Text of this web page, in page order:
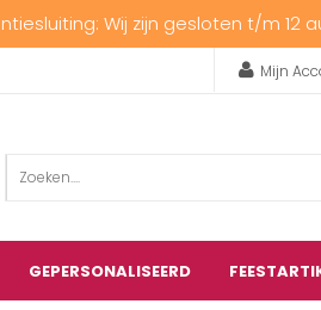
Wij zijn gesloten t/m 12
Mijn
GEPERSONALISEERD